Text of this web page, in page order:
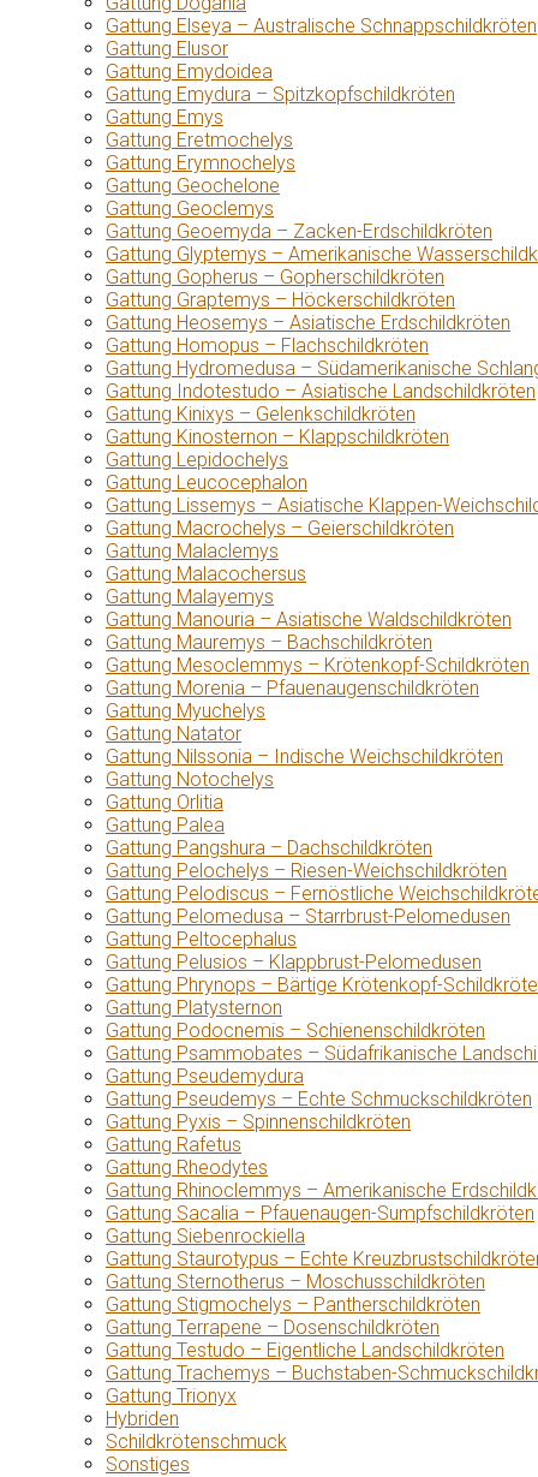
Gattung Elseya – Australische Schnappschildkröten
Gattung Elusor
Gattung Emydoidea
Gattung Emydura – Spitzkopfschildkröten
Gattung Emys
Gattung Eretmochelys
Gattung Erymnochelys
Gattung Geochelone
Gattung Geoclemys
Gattung Geoemyda – Zacken-Erdschildkröten
Gattung Glyptemys – Amerikanische
Gattung Gopherus – Gopherschildkröten
Gattung Graptemys – Höckerschildkröten
Gattung Heosemys – Asiatische Erdschildkröten
Gattung Homopus – Flachschildkröten
Gattung Hydromedusa – Südamerikanische
Gattung Indotestudo – Asiatische Landschildkröten
Gattung Kinixys – Gelenkschildkröten
Gattung Kinosternon – Klappschildkröten
Gattung Lepidochelys
Gattung Leucocephalon
Gattung Lissemys – Asiatische Klappen-
Gattung Macrochelys – Geierschildkröten
Gattung Malaclemys
Gattung Malacochersus
Gattung Malayemys
Gattung Manouria – Asiatische Waldschildkröten
Gattung Mauremys – Bachschildkröten
Gattung Mesoclemmys – Krötenkopf-Schildkröten
Gattung Morenia – Pfauenaugenschildkröten
Gattung Myuchelys
Gattung Natator
Gattung Nilssonia – Indische Weichschildkröten
Gattung Notochelys
Gattung Orlitia
Gattung Palea
Gattung Pangshura – Dachschildkröten
Gattung Pelochelys – Riesen-Weichschildkröten
Gattung Pelodiscus – Fernöstliche
Gattung Pelomedusa – Starrbrust-Pelomedusen
Gattung Peltocephalus
Gattung Pelusios – Klappbrust-Pelomedusen
Gattung Phrynops – Bärtige Krötenkopf-
Gattung Platysternon
Gattung Podocnemis – Schienenschildkröten
Gattung Psammobates – Südafrikanische
Gattung Pseudemydura
Gattung Pseudemys – Echte Schmuckschildkröten
Gattung Pyxis – Spinnenschildkröten
Gattung Rafetus
Gattung Rheodytes
Gattung Rhinoclemmys – Amerikanische
Gattung Sacalia – Pfauenaugen-Sumpfschildkröten
Gattung Siebenrockiella
Gattung Staurotypus – Echte
Gattung Sternotherus – Moschusschildkröten
Gattung Stigmochelys – Pantherschildkröten
Gattung Terrapene – Dosenschildkröten
Gattung Testudo – Eigentliche Landschildkröten
Gattung Trachemys – Buchstaben-
Gattung Trionyx
Hybriden
Schildkrötenschmuck
Sonstiges